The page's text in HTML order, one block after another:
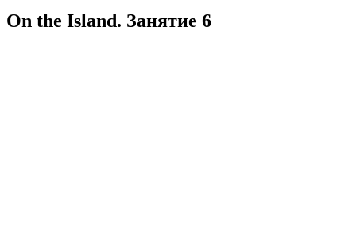
On the Island. Занятие 6